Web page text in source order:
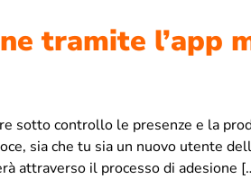
tramite l’app
sotto controllo le presenze e la
sia che tu sia un nuovo utente
attraverso il processo di adesione